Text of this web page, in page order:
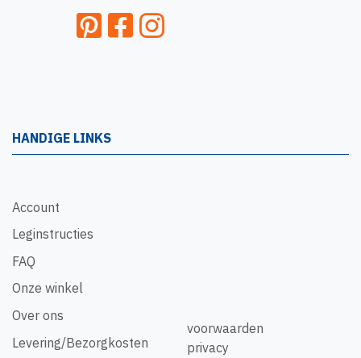
HANDIGE LINKS
Account
Leginstructies
FAQ
Onze winkel
Over ons
Levering/Bezorgkosten
voorwaarden
privacy